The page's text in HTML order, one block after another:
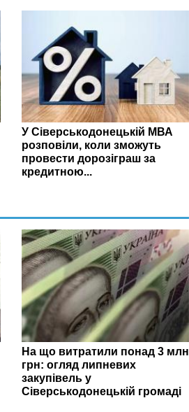
У Сіверськодонецькій МВА
розповіли, коли зможуть
провести дорозіграш за
кредитною...
На що витратили понад 3 млн
грн: огляд липневих
закупівель у
Сіверськодонецькій громаді